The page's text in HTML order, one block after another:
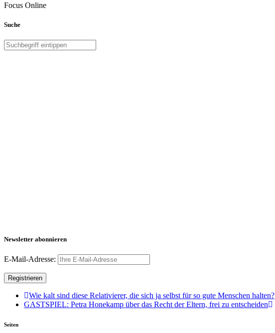
Focus Online
Suche
Newsletter abonnieren
E-Mail-Adresse:
Wie kalt sind diese Relativierer, die sich ja selbst für so gute Menschen halten?
GASTSPIEL: Petra Honekamp über das Recht der Eltern, frei zu entscheiden
Seiten